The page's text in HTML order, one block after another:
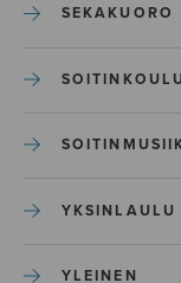
SEKAKUORO
YKSINLAULU
YLEINEN